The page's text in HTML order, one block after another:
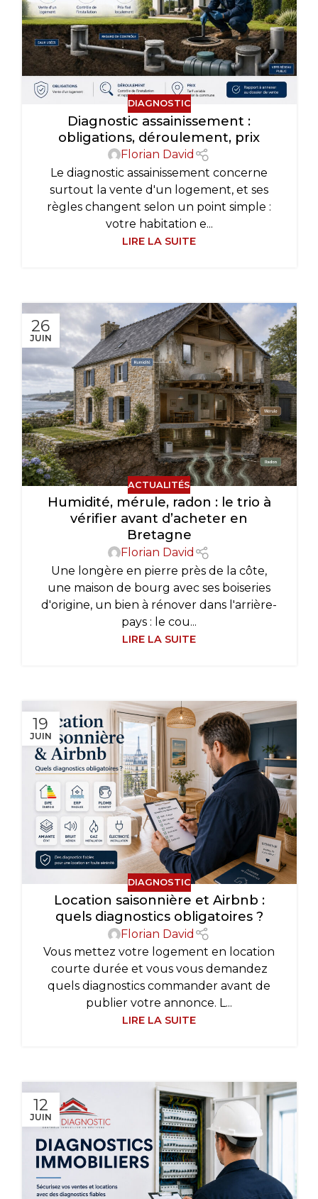
DIAGNOSTIC
Diagnostic assainissement :
obligations, déroulement, prix
Florian David
Le diagnostic assainissement concerne
surtout la vente d'un logement, et ses
règles changent selon un point simple :
votre habitation e...
LIRE LA SUITE
26
JUIN
ACTUALITÉS
Humidité, mérule, radon : le trio à
vérifier avant d’acheter en
Bretagne
Florian David
Une longère en pierre près de la côte,
une maison de bourg avec ses boiseries
d'origine, un bien à rénover dans l'arrière-
pays : le cou...
LIRE LA SUITE
19
JUIN
DIAGNOSTIC
Location saisonnière et Airbnb :
quels diagnostics obligatoires ?
Florian David
Vous mettez votre logement en location
courte durée et vous vous demandez
quels diagnostics commander avant de
publier votre annonce. L...
LIRE LA SUITE
12
JUIN